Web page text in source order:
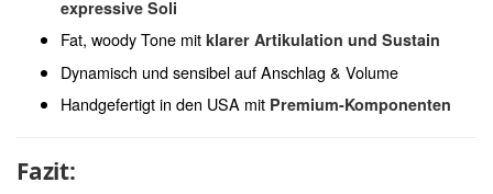
expressive Soli
Fat, woody Tone mit klarer Artikulation und Sustain
Dynamisch und sensibel auf Anschlag & Volume
Handgefertigt in den USA mit Premium-Komponenten
Fazit: